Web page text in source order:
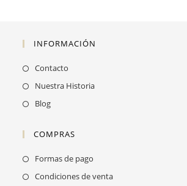
INFORMACIÓN
Contacto
Nuestra Historia
Blog
COMPRAS
Formas de pago
Condiciones de venta